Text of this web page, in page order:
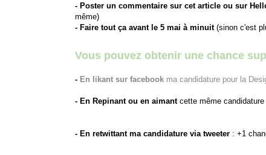
- Poster un commentaire sur cet article ou sur
même)
- Faire tout ça avant le 5 mai à minuit(sinon c'est
Vous pouvez obtenir une chance
- En likant sur facebook ma candidature pour la
- En Repinant ou en aimantcette même
- En retwittant ma candidature via tweeter : +1